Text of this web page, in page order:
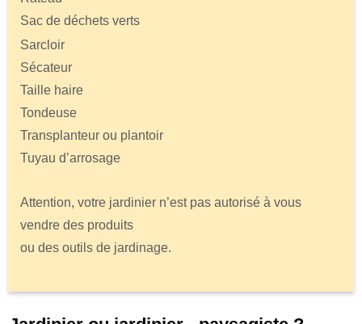
Sac de déchets verts
Sarcloir
Sécateur
Taille haire
Tondeuse
Transplanteur ou plantoir
Tuyau d’arrosage
Attention, votre jardinier n’est pas autorisé à vous
vendre des produits
ou des outils de jardinage.